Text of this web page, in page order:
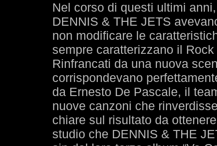
Nel corso di questi ultimi
DENNIS & THE JETS
non modificare le
sempre caratterizzano il
Rinfrancati da una nuova
corrispondevano
da Ernesto De Pascale, il
nuove canzoni che
chiare sul risultato da
studio che DENNIS & THE